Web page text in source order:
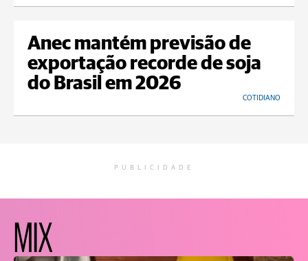
Anec mantém previsão de
exportação recorde de soja
do Brasil em 2026
COTIDIANO
PUBLICIDADE
MIX